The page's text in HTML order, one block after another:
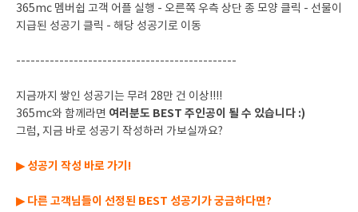
365mc 멤버쉽 고객 어플 실행 - 오른쪽 우측 상단 종 모양 클릭 - 선물이
지급된 성공기 클릭 - 해당 성공기로 이동
----------------------------------------------
지금까지 쌓인 성공기는 무려 28만 건 이상!!!!
365mc와 함께라면 여러분도 BEST 주인공이 될 수 있습니다 :)
그럼, 지금 바로 성공기 작성하러 가보실까요?
▶ 성공기 작성 바로 가기!
▶ 다른 고객님들이 선정된 BEST 성공기가 궁금하다면?